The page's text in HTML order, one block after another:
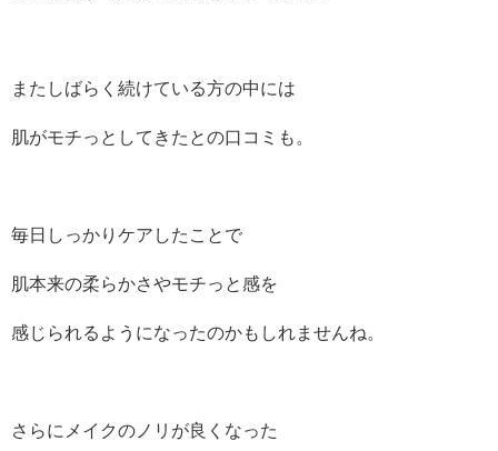
またしばらく続けている方の中には
肌がモチっとしてきたとの口コミも。
毎日しっかりケアしたことで
肌本来の柔らかさやモチっと感を
感じられるようになったのかもしれませんね。
さらにメイクのノリが良くなった